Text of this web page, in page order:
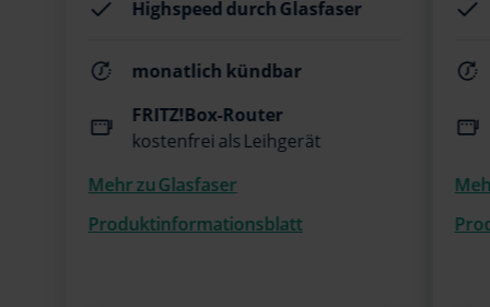
Highspeed durch Glasfaser
monatlich kündbar
FRITZ!Box-Router
kostenfrei als Leihgerät
Mehr zu Glasfaser
Produktinformationsblatt